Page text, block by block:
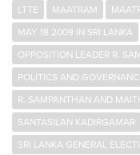
LTTE MAATRAM
MAY 18 2009 IN SRI LANKA
OPPOSITION LEADER R.
POLITICS AND
R. SAMPANTHAN AND
SANTASILAN KADIRGAMAR
SRI LANKA GENERAL